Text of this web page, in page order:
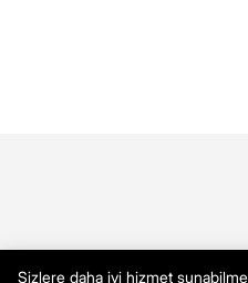
Sizlere daha iyi hizmet